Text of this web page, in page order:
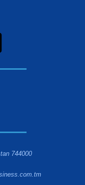
744000